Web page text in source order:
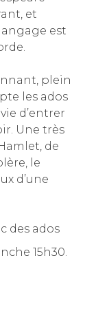
et
est
plein
les ados
d’entrer
Une très
de
le
d’une
des ados
15h30.